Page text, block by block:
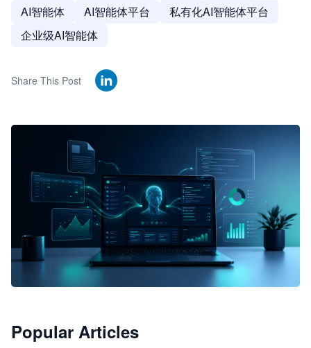
AI智能体
AI智能体平台
私有化AI智能体平台
企业级AI智能体
Share This Post
JimoClaw 桌面 AI Agent 工作台
Popular Articles